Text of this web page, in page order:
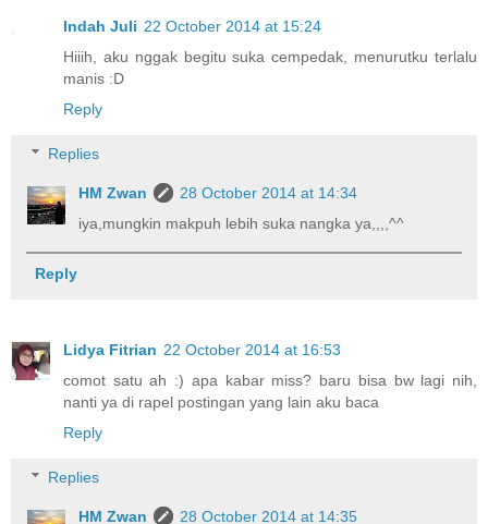
Indah Juli 22 October 2014 at 15:24
Hiiih, aku nggak begitu suka cempedak, menurutku terlalu
manis :D
Reply
Replies
HM Zwan
28 October 2014 at 14:34
iya,mungkin makpuh lebih suka nangka ya,,,,^^
Reply
Lidya Fitrian 22 October 2014 at 16:53
comot satu ah :) apa kabar miss? baru bisa bw lagi nih,
nanti ya di rapel postingan yang lain aku baca
Reply
Replies
HM Zwan
28 October 2014 at 14:35